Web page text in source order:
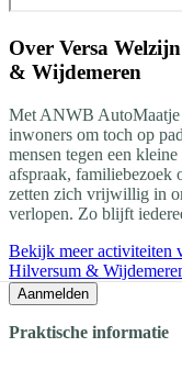
Over Versa
& Wijdemeren
Met ANWB
inwoners om toch op
mensen tegen een
afspraak, familiebezoek
zetten zich vrijwillig in
verlopen. Zo blijft
Bekijk meer activiteiten
Hilversum &
Aanmelden
Praktische informatie